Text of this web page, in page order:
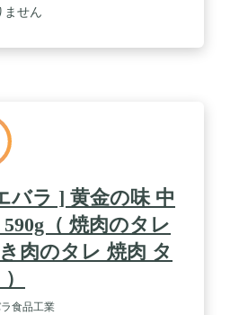
ません
バラ ] 黄金の味 中
（ 焼肉のタレ
肉のタレ 焼肉 タ
食品工業